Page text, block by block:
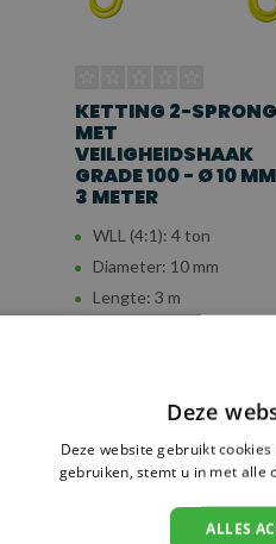
KETTING 2-SPRONG
MET
VEILIGHEIDSHAAK
GRADE 100 - Ø 10
3 METER
WLL (4:1): 4 ton
Diameter: 10 mm
Lengte: 3 m
Deze
Deze website gebruikt
gebruiken, stemt u in met alle
ALLES